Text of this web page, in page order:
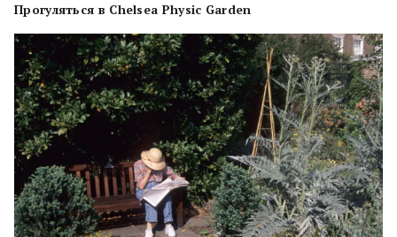
Прогуляться в Chelsea Physic Garden